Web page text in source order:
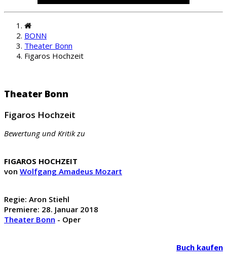
BONN
Theater Bonn
Figaros Hochzeit
Theater Bonn
Figaros Hochzeit
Bewertung und Kritik zu
FIGAROS HOCHZEIT
von Wolfgang Amadeus Mozart
Regie: Aron Stiehl
Premiere: 28. Januar 2018
Theater Bonn - Oper
Buch kaufen